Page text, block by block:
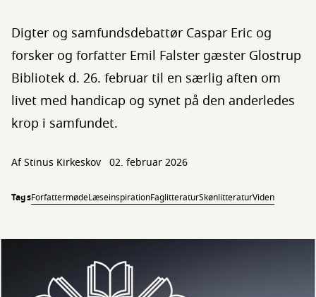
Digter og samfundsdebattør Caspar Eric og
forsker og forfatter Emil Falster gæster Glostrup
Bibliotek d. 26. februar til en særlig aften om
livet med handicap og synet på den anderledes
krop i samfundet.
AfStinus Kirkeskov 02. februar 2026
TagsForfattermødeLæseinspirationFaglitteraturSkønlitteraturViden